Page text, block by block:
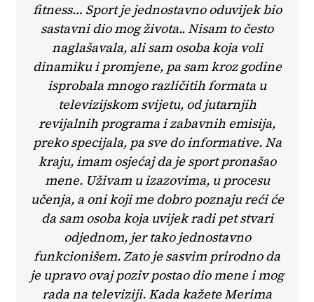
fitness… Sport je jednostavno oduvijek bio
sastavni dio mog života.. Nisam to često
naglašavala, ali sam osoba koja voli
dinamiku i promjene, pa sam kroz godine
isprobala mnogo različitih formata u
televizijskom svijetu, od jutarnjih
revijalnih programa i zabavnih emisija,
preko specijala, pa sve do informative. Na
kraju, imam osjećaj da je sport pronašao
mene. Uživam u izazovima, u procesu
učenja, a oni koji me dobro poznaju reći će
da sam osoba koja uvijek radi pet stvari
odjednom, jer tako jednostavno
funkcionišem. Zato je sasvim prirodno da
je upravo ovaj poziv postao dio mene i mog
rada na televiziji. Kada kažete Merima